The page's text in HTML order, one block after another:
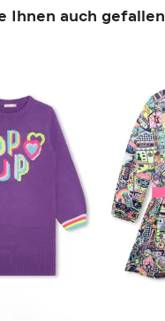
Ihnen auch gefallen